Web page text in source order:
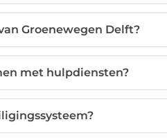
Groenewegen Delft?
met hulpdiensten?